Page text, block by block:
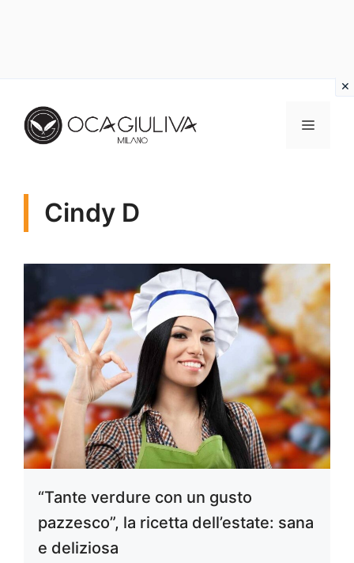
contenuto
MENU
Cindy D
“Tante verdure con un gusto
pazzesco”, la ricetta dell’estate: sana
e deliziosa